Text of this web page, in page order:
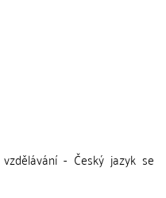
- Český jazyk se